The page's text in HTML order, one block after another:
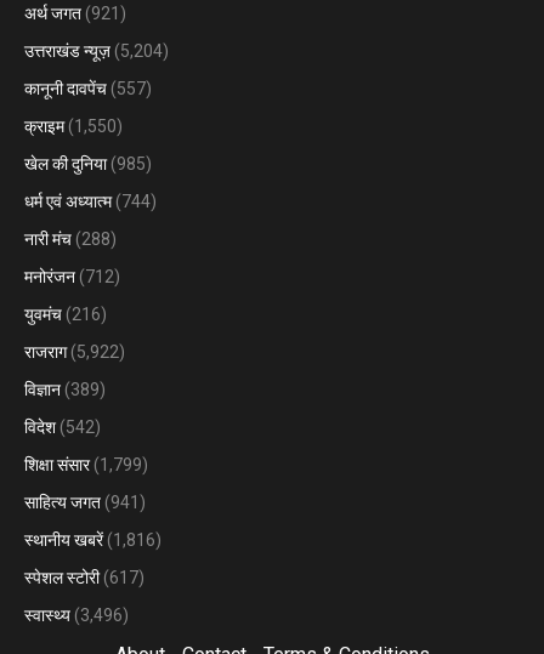
अर्थ जगत (921)
उत्तराखंड न्यूज़ (5,204)
कानूनी दावपेंच (557)
क्राइम(1,550)
खेल की दुनिया(985)
धर्म एवं अध्यात्म(744)
नारी मंच (288)
मनोरंजन (712)
युवमंच (216)
राजराग(5,922)
विज्ञान (389)
विदेश (542)
शिक्षा संसार(1,799)
साहित्य जगत (941)
स्थानीय खबरें(1,816)
स्पेशल स्टोरी(617)
स्वास्थ्य (3,496)